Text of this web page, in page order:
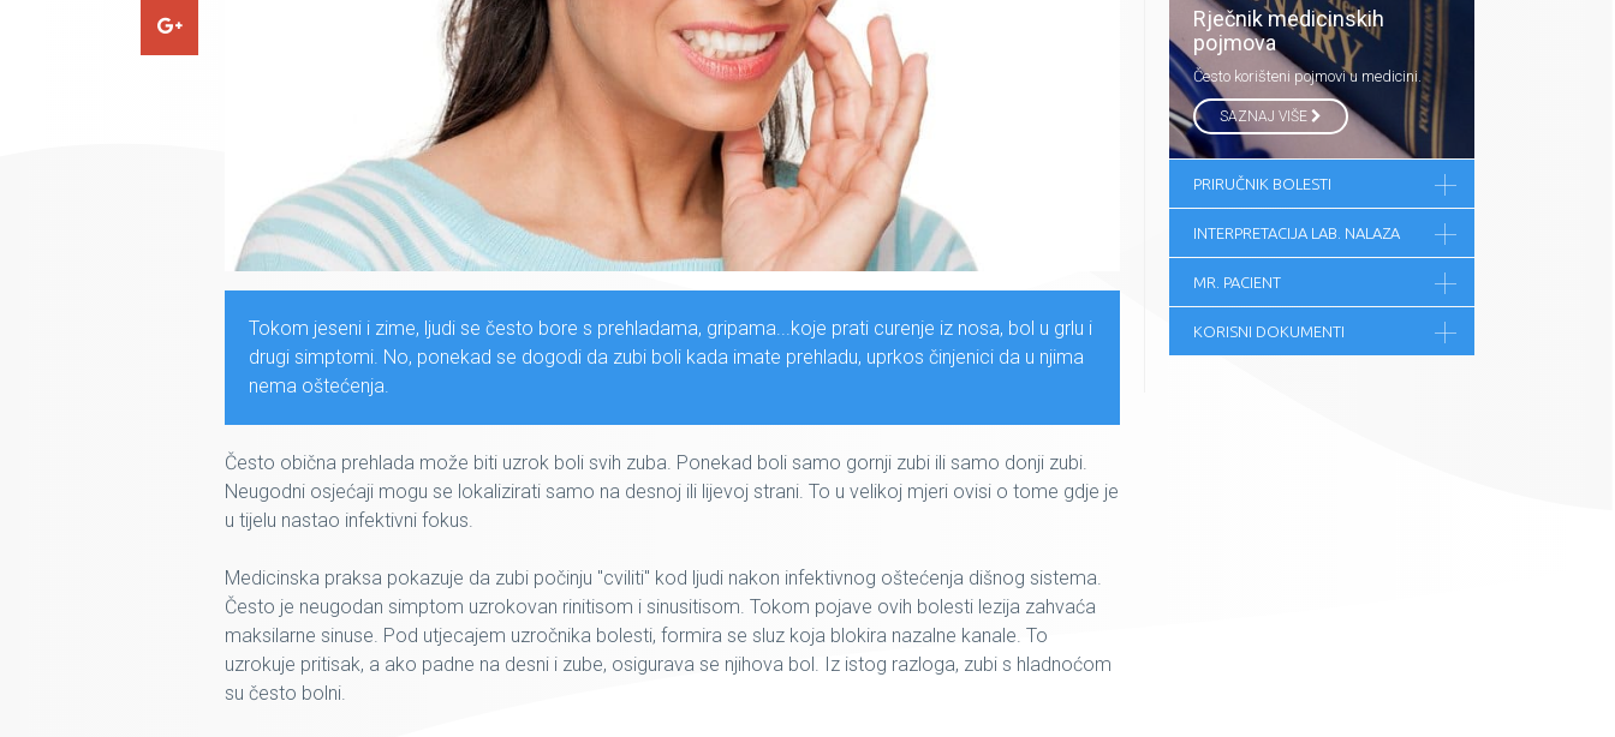
Tokom jeseni i zime, ljudi se često bore s prehladama, gripama...koje prati curenje iz nosa, bol u grlu i
drugi simptomi. No, ponekad se dogodi da zubi boli kada imate prehladu, uprkos činjenici da u njima
nema oštećenja.
Često obična prehlada može biti uzrok boli svih zuba. Ponekad boli samo gornji zubi ili samo donji zubi.
Neugodni osjećaji mogu se lokalizirati samo na desnoj ili lijevoj strani. To u velikoj mjeri ovisi o tome gdje je
u tijelu nastao infektivni fokus.
Medicinska praksa pokazuje da zubi počinju "cviliti" kod ljudi nakon infektivnog oštećenja dišnog sistema.
Često je neugodan simptom uzrokovan rinitisom i sinusitisom. Tokom pojave ovih bolesti lezija zahvaća
maksilarne sinuse. Pod utjecajem uzročnika bolesti, formira se sluz koja blokira nazalne kanale. To
uzrokuje pritisak, a ako padne na desni i zube, osigurava se njihova bol. Iz istog razloga, zubi s hladnoćom
su često bolni.
Rječnik medicinskih
pojmova
Često korišteni pojmovi u medicini.
SAZNAJ VIŠE
PRIRUČNIK BOLESTI
INTERPRETACIJA LAB. NALAZA
MR. PACIENT
KORISNI DOKUMENTI